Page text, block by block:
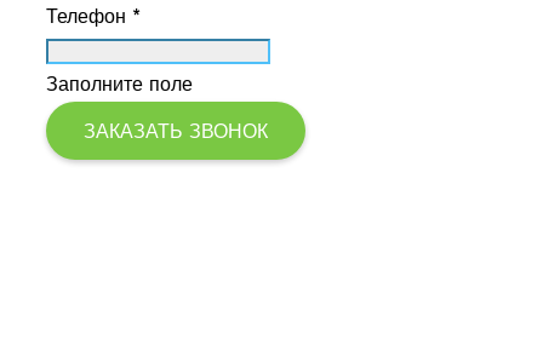
Телефон *
Заполните поле
ЗАКАЗАТЬ ЗВОНОК